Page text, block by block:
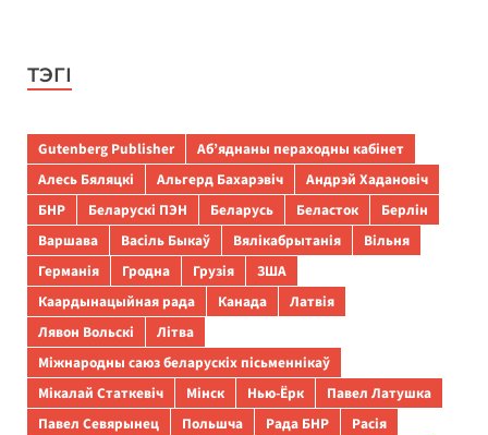
ТЭГІ
Gutenberg Publisher
Аб’яднаны пераходны кабінет
Алесь Бяляцкі
Альгерд Бахарэвіч
Андрэй Хадановіч
БНР
Беларускі ПЭН Беларусь Беласток
Берлін
Варшава
Васіль Быкаў Вялікабрытанія
Вільня
Германія
Гродна Грузія
ЗША
Каардынацыйная рада
Канада
Латвія
Лявон Вольскі
Літва
Міжнародны саюз беларускіх пісьменнікаў
Мікалай Статкевіч
Мінск Нью-Ёрк
Павел Латушка
Павел Севярынец
Польшча Рада БНР
Расія